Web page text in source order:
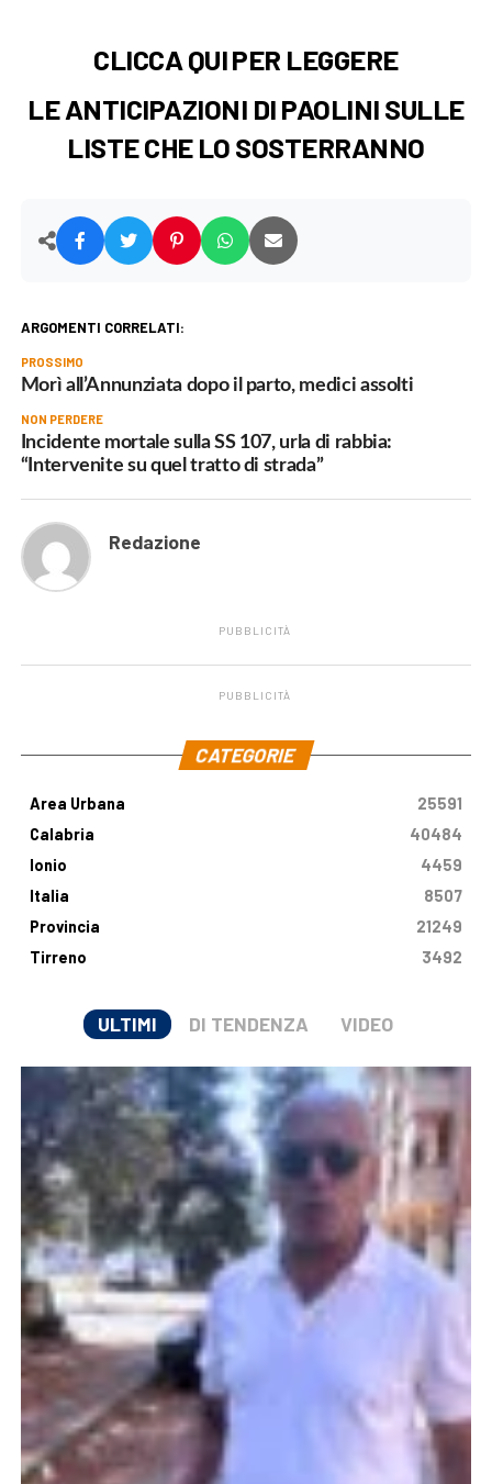
CLICCA QUI PER LEGGERE
LE ANTICIPAZIONI DI PAOLINI SULLE
LISTE CHE LO SOSTERRANNO
ARGOMENTI CORRELATI:
PROSSIMO
Morì all’Annunziata dopo il parto, medici assolti
NON PERDERE
Incidente mortale sulla SS 107, urla di rabbia:
“Intervenite su quel tratto di strada”
Redazione
PUBBLICITÀ
PUBBLICITÀ
CATEGORIE
Area Urbana
25591
Calabria
40484
Ionio
4459
Italia
8507
Provincia
21249
Tirreno
3492
ULTIMI DI TENDENZA VIDEO